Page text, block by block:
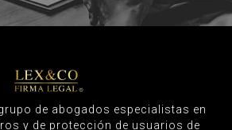
de abogados especialistas en
y de protección de usuarios de